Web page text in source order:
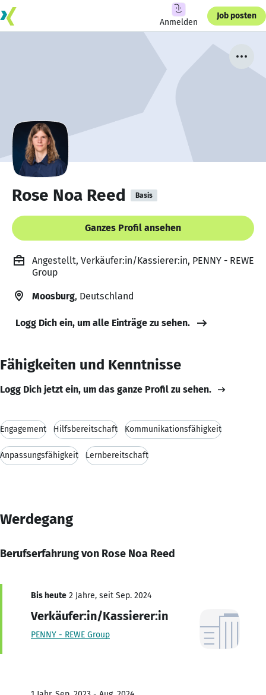
Anmelden
Job posten
Rose Noa Reed Basis
Ganzes Profil ansehen
Angestellt, Verkäufer:in/Kassierer:in, PENNY - REWE
Group
Moosburg, Deutschland
Logg Dich ein, um alle Einträge zu sehen.
Fähigkeiten und Kenntnisse
Logg Dich jetzt ein, um das ganze Profil zu sehen.
Engagement Hilfsbereitschaft Kommunikationsfähigkeit
Anpassungsfähigkeit Lernbereitschaft
Werdegang
Berufserfahrung von Rose Noa Reed
Bis heute 2 Jahre, seit Sep. 2024
Verkäufer:in/Kassierer:in
PENNY - REWE Group